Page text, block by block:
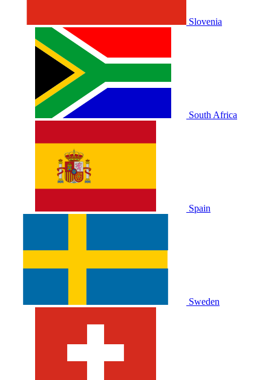
Slovenia
South Africa
Spain
Sweden